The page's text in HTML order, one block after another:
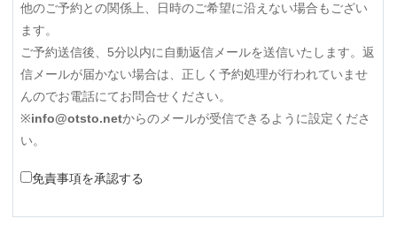
他のご予約との関係上、日時のご希望に沿えない場合もござい
ます。
ご予約送信後、5分以内に自動返信メールを送信いたします。返
信メールが届かない場合は、正しく予約処理が行われていませ
んのでお電話にてお問合せください。
※info@otsto.netからのメールが受信できるように設定くださ
い。
免責事項を承認する